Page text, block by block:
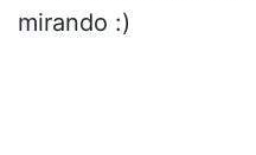
mirando :)